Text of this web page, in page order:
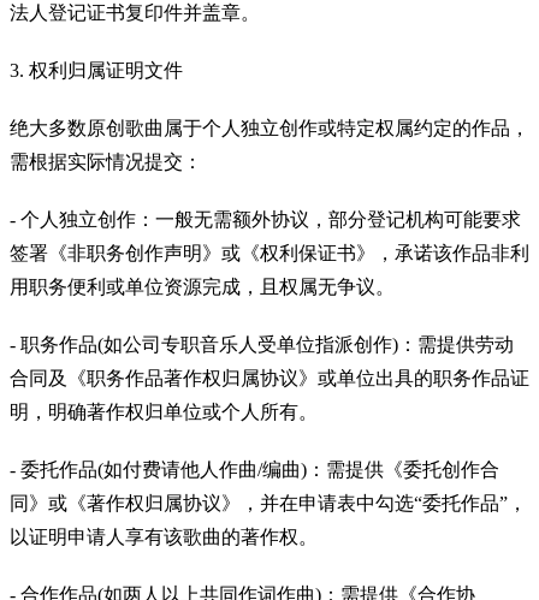
法人登记证书复印件并盖章。
3. 权利归属证明文件
绝大多数原创歌曲属于个人独立创作或特定权属约定的作品，
需根据实际情况提交：
- 个人独立创作：一般无需额外协议，部分登记机构可能要求
签署《非职务创作声明》或《权利保证书》，承诺该作品非利
用职务便利或单位资源完成，且权属无争议。
- 职务作品(如公司专职音乐人受单位指派创作)：需提供劳动
合同及《职务作品著作权归属协议》或单位出具的职务作品证
明，明确著作权归单位或个人所有。
- 委托作品(如付费请他人作曲/编曲)：需提供《委托创作合
同》或《著作权归属协议》，并在申请表中勾选“委托作品”，
以证明申请人享有该歌曲的著作权。
- 合作作品(如两人以上共同作词作曲)：需提供《合作协